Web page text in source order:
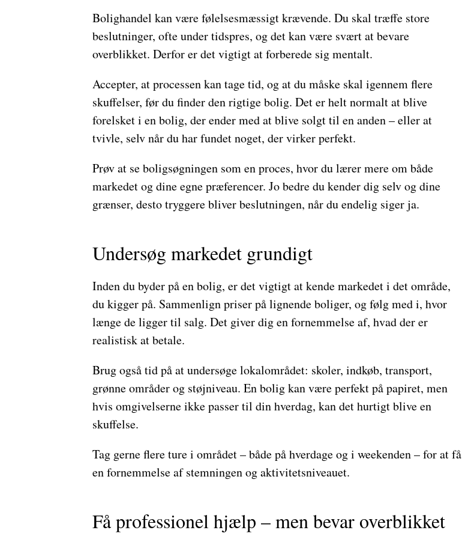
Bolighandel kan være følelsesmæssigt krævende. Du skal træffe store
beslutninger, ofte under tidspres, og det kan være svært at bevare
overblikket. Derfor er det vigtigt at forberede sig mentalt.
Accepter, at processen kan tage tid, og at du måske skal igennem flere
skuffelser, før du finder den rigtige bolig. Det er helt normalt at blive
forelsket i en bolig, der ender med at blive solgt til en anden – eller at
tvivle, selv når du har fundet noget, der virker perfekt.
Prøv at se boligsøgningen som en proces, hvor du lærer mere om både
markedet og dine egne præferencer. Jo bedre du kender dig selv og dine
grænser, desto tryggere bliver beslutningen, når du endelig siger ja.
Undersøg markedet grundigt
Inden du byder på en bolig, er det vigtigt at kende markedet i det område,
du kigger på. Sammenlign priser på lignende boliger, og følg med i, hvor
længe de ligger til salg. Det giver dig en fornemmelse af, hvad der er
realistisk at betale.
Brug også tid på at undersøge lokalområdet: skoler, indkøb, transport,
grønne områder og støjniveau. En bolig kan være perfekt på papiret, men
hvis omgivelserne ikke passer til din hverdag, kan det hurtigt blive en
skuffelse.
Tag gerne flere ture i området – både på hverdage og i weekenden – for at få
en fornemmelse af stemningen og aktivitetsniveauet.
Få professionel hjælp – men bevar overblikket